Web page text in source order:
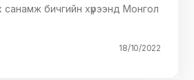
бичгийн хүрээнд Монгол
18/10/2022